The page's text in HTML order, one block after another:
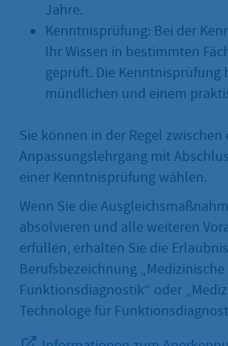
Jahre.
Kenntnisprüfung: Bei der
Ihr Wissen in bestimmten
geprüft. Die Kenntnisprüfung
mündlichen und einem
Sie können in der Regel zwischen
Anpassungslehrgang mit
einer Kenntnisprüfung wählen.
Wenn Sie die
absolvieren und alle weiteren
erfüllen, erhalten Sie die
Berufsbezeichnung
Funktionsdiagnostik“ oder
Technologe für